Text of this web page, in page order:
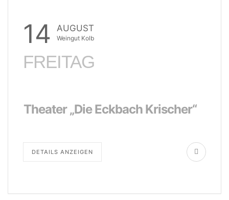
14 AUGUST
Weingut Kolb
FREITAG
Theater „Die Eckbach Krischer“
DETAILS ANZEIGEN